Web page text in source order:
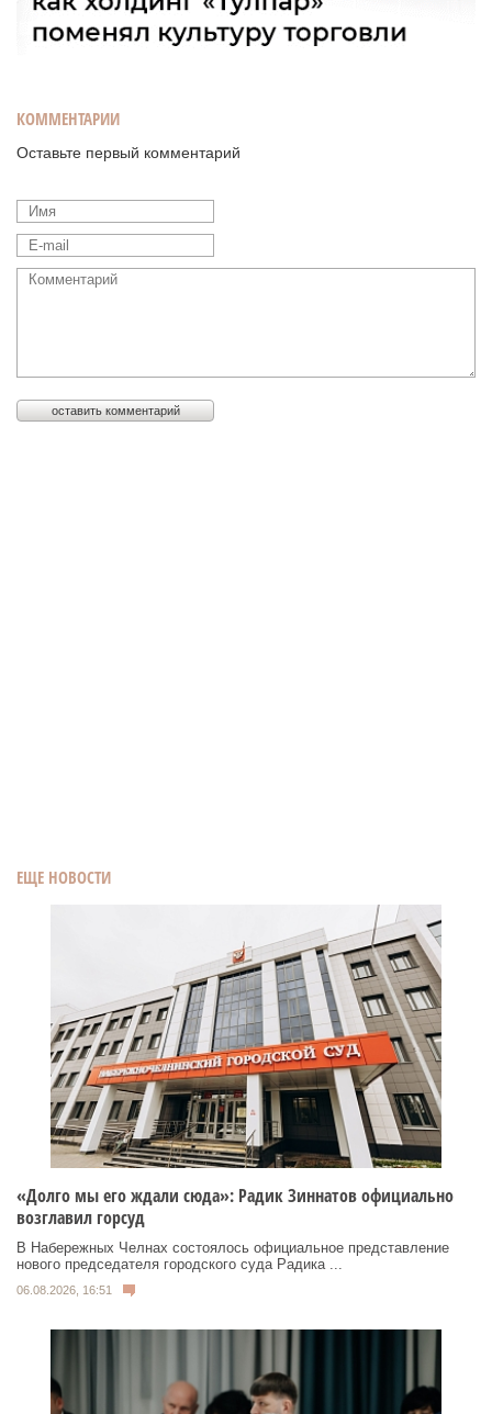
ЕЩЕ НОВОСТИ
«Долго мы его ждали сюда»: Радик Зиннатов официально
возглавил горсуд
В Набережных Челнах состоялось официальное представление
нового председателя городского суда Радика ...
06.08.2026, 16:51
КОММЕНТАРИИ
Оставьте первый комментарий